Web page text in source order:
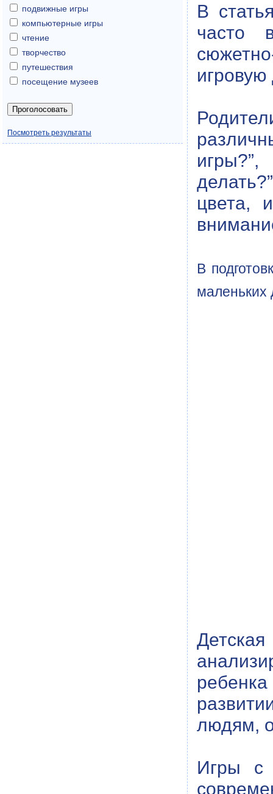
В
часто
цвета,
В
маленьких
людям,
Игры с
подвижные игры
компьютерные игры
чтение
творчество
путешествия
посещение музеев
Посмотреть результаты